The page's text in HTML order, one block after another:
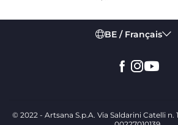
BE / Français
© 2022 - Artsana S.p.A. Via Saldarini Catelli n.